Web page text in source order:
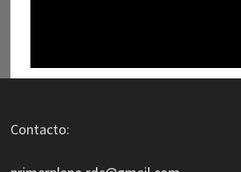
Contacto: